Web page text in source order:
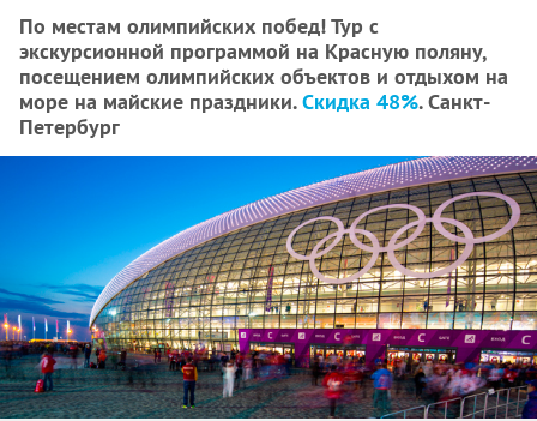
По местам олимпийских побед! Тур с
экскурсионной программой на Красную поляну,
посещением олимпийских объектов и отдыхом на
море на майские праздники.Скидка 48%. Санкт-
Петербург